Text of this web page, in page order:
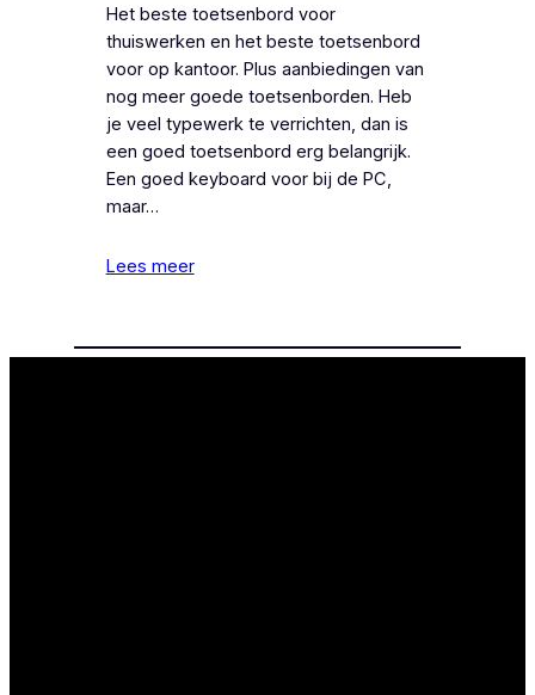
Het beste toetsenbord voor
thuiswerken en het beste toetsenbord
voor op kantoor. Plus aanbiedingen van
nog meer goede toetsenborden. Heb
je veel typewerk te verrichten, dan is
een goed toetsenbord erg belangrijk.
Een goed keyboard voor bij de PC,
maar…
Lees meer